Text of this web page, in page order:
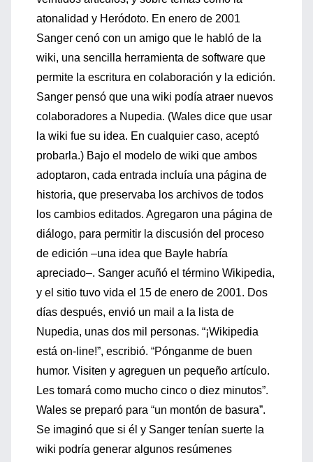
atonalidad y Heródoto. En enero de 2001
Sanger cenó con un amigo que le habló de la
wiki, una sencilla herramienta de software que
permite la escritura en colaboración y la edición.
Sanger pensó que una wiki podía atraer nuevos
colaboradores a Nupedia. (Wales dice que usar
la wiki fue su idea. En cualquier caso, aceptó
probarla.) Bajo el modelo de wiki que ambos
adoptaron, cada entrada incluía una página de
historia, que preservaba los archivos de todos
los cambios editados. Agregaron una página de
diálogo, para permitir la discusión del proceso
de edición –una idea que Bayle habría
apreciado–. Sanger acuñó el término Wikipedia,
y el sitio tuvo vida el 15 de enero de 2001. Dos
días después, envió un mail a la lista de
Nupedia, unas dos mil personas. “¡Wikipedia
está on-line!”, escribió. “Pónganme de buen
humor. Visiten y agreguen un pequeño artículo.
Les tomará como mucho cinco o diez minutos”.
Wales se preparó para “un montón de basura”.
Se imaginó que si él y Sanger tenían suerte la
wiki podría generar algunos resúmenes